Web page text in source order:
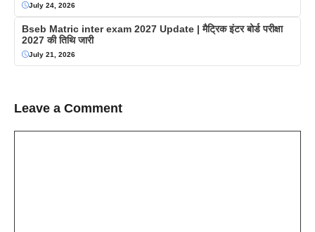
July 24, 2026
Bseb Matric inter exam 2027 Update | मैट्रिक इंटर बोर्ड परीक्षा
2027 की तिथि जारी
July 21, 2026
Leave a Comment